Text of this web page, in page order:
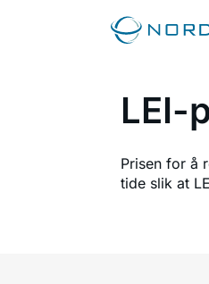
LEI-
Prisen for å
tide slik at